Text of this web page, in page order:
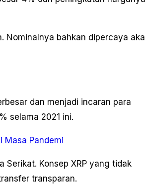
Nominalnya bahkan dipercaya
dan menjadi incaran para
selama 2021 ini.
Masa Pandemi
Serikat. Konsep XRP yang tidak
transparan.